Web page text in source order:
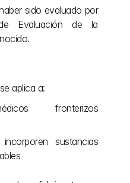
sido evaluado por
Evaluación de la
aplica a:
fronterizos
sustancias